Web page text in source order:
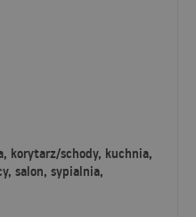
korytarz/schody, kuchnia,
salon, sypialnia,